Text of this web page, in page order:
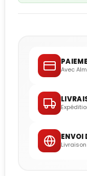
Avec
ENVOI